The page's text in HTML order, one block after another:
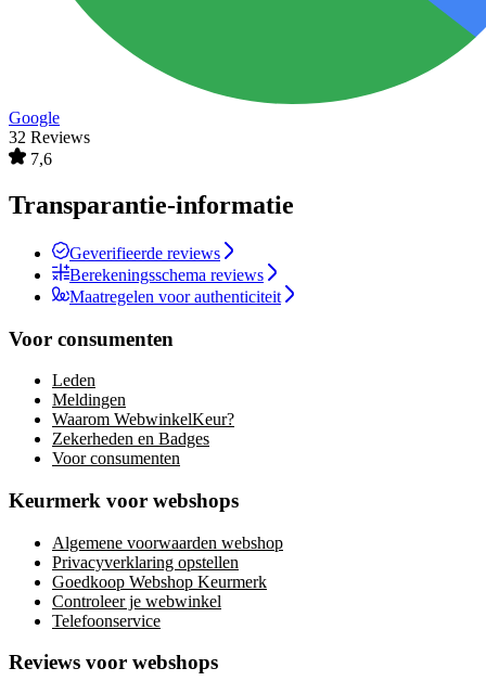
Google
32 Reviews
7,6
Transparantie-informatie
Geverifieerde reviews
Berekeningsschema reviews
Maatregelen voor authenticiteit
Voor consumenten
Leden
Meldingen
Waarom WebwinkelKeur?
Zekerheden en Badges
Voor consumenten
Keurmerk voor webshops
Algemene voorwaarden webshop
Privacyverklaring opstellen
Goedkoop Webshop Keurmerk
Controleer je webwinkel
Telefoonservice
Reviews voor webshops